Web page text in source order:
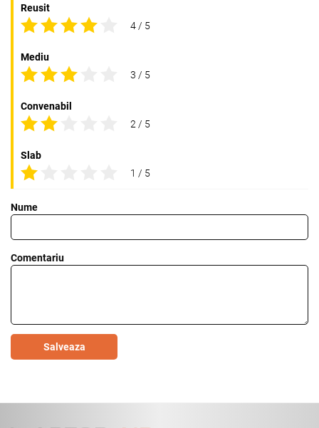
Reusit
4 / 5
Mediu
3 / 5
Convenabil
2 / 5
Slab
1 / 5
Nume
Comentariu
Salveaza